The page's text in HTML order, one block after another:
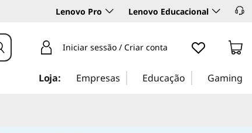
Lenovo Pro Lenovo Educacional
Iniciar sessão / Criar conta
Loja: Empresas Educação Gaming